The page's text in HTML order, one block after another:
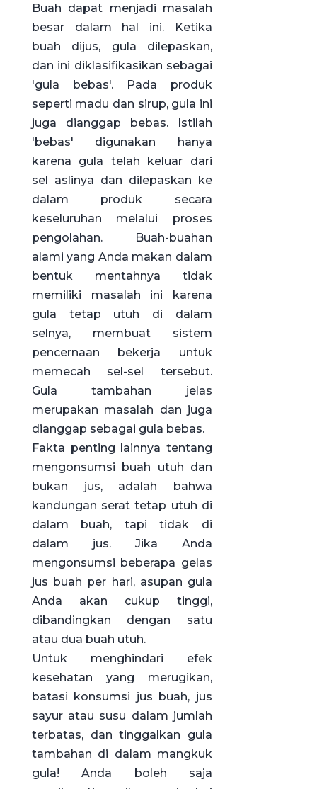
Buah dapat menjadi masalah
besar dalam hal ini. Ketika
buah dijus, gula dilepaskan,
dan ini diklasifikasikan sebagai
'gula bebas'. Pada produk
seperti madu dan sirup, gula ini
juga dianggap bebas. Istilah
'bebas' digunakan hanya
karena gula telah keluar dari
sel aslinya dan dilepaskan ke
dalam produk secara
keseluruhan melalui proses
pengolahan. Buah-buahan
alami yang Anda makan dalam
bentuk mentahnya tidak
memiliki masalah ini karena
gula tetap utuh di dalam
selnya, membuat sistem
pencernaan bekerja untuk
memecah sel-sel tersebut.
Gula tambahan jelas
merupakan masalah dan juga
dianggap sebagai gula bebas.
Fakta penting lainnya tentang
mengonsumsi buah utuh dan
bukan jus, adalah bahwa
kandungan serat tetap utuh di
dalam buah, tapi tidak di
dalam jus. Jika Anda
mengonsumsi beberapa gelas
jus buah per hari, asupan gula
Anda akan cukup tinggi,
dibandingkan dengan satu
atau dua buah utuh.
Untuk menghindari efek
kesehatan yang merugikan,
batasi konsumsi jus buah, jus
sayur atau susu dalam jumlah
terbatas, dan tinggalkan gula
tambahan di dalam mangkuk
gula! Anda boleh saja